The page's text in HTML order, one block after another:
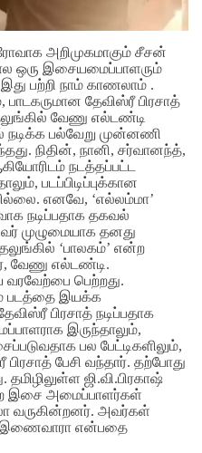
அறிமுகமாகும் சீசன்
ஒரு இசையமைப்பாளரும்
பற்றி நாம் காணலாம் .
தேவிஸ்ரீ பிரசாத்
வேணு எல்டண்டி
நடிக்க பல்வேறு முன்னணி
நிதின், நானி, சர்வானந்த்,
நடத்தப்பட்ட
படப்பிடிப்புக்கான
எனவே, ‘எல்லம்மா’
நடிப்பதாக தகவல்
முழுமையாக தனது
‘பாலகம்’ என்ற
வேணு எல்டண்டி.
வரவேற்பை பெற்றது.
படத்தை இயக்க
பிரசாத் நடிப்பதாக
இருந்தாலும்,
பல பேட்டிகளிலும்,
பிரசாத் பேசி வந்தார். தற்போது
ஜி.வி.பிரகாஷ்
இசை அமைப்பாளர்கள்
வருகின்றனர். அவர்கள்
இணைவாரா என்பதை